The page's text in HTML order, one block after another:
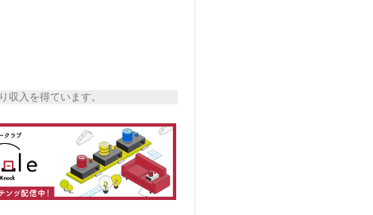
収入を得ています。